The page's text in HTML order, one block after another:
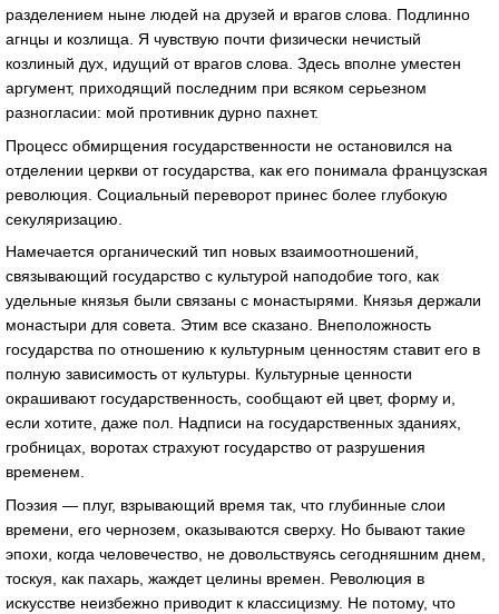
разделением ныне людей на друзей и врагов слова. Подлинно
агнцы и козлища. Я чувствую почти физически нечистый
козлиный дух, идущий от врагов слова. Здесь вполне уместен
аргумент, приходящий последним при всяком серьезном
разногласии: мой противник дурно пахнет.
Процесс обмирщения государственности не остановился на
отделении церкви от государства, как его понимала французская
революция. Социальный переворот принес более глубокую
секуляризацию.
Намечается органический тип новых взаимоотношений,
связывающий государство с культурой наподобие того, как
удельные князья были связаны с монастырями. Князья держали
монастыри для совета. Этим все сказано. Внеположность
государства по отношению к культурным ценностям ставит его в
полную зависимость от культуры. Культурные ценности
окрашивают государственность, сообщают ей цвет, форму и,
если хотите, даже пол. Надписи на государственных зданиях,
гробницах, воротах страхуют государство от разрушения
временем.
Поэзия — плуг, взрывающий время так, что глубинные слои
времени, его чернозем, оказываются сверху. Но бывают такие
эпохи, когда человечество, не довольствуясь сегодняшним днем,
тоскуя, как пахарь, жаждет целины времен. Революция в
искусстве неизбежно приводит к классицизму. Не потому, что